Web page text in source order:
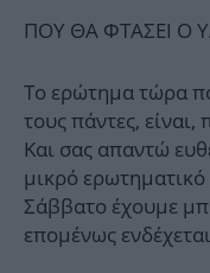
ΠΟΥ ΘΑ ΦΤΑΣΕΙ Ο
Το ερώτημα τώρα
τους πάντες,
Και σας απαντώ
μικρό ερωτηματικό
Σάββατο έχουμε
επομένως